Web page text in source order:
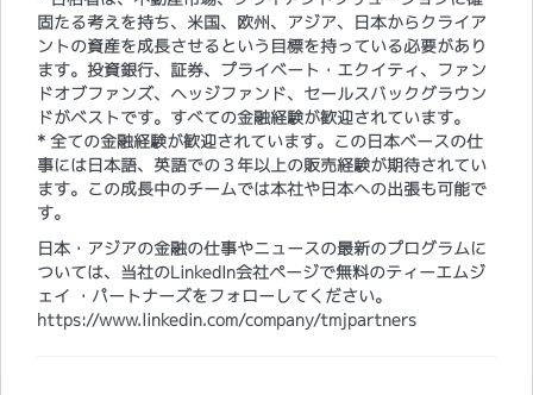
固たる考えを持ち、米国、欧州、アジア、日本からクライア
ントの資産を成長させるという目標を持っている必要があり
ます。投資銀行、証券、プライベート・エクイティ、ファン
ドオブファンズ、ヘッジファンド、セールスバックグラウン
ドがベストです。すべての金融経験が歓迎されています。
* 全ての金融経験が歓迎されています。この日本ベースの仕
事には日本語、英語での３年以上の販売経験が期待されてい
ます。この成長中のチームでは本社や日本への出張も可能で
す。
日本・アジアの金融の仕事やニュースの最新のプログラムに
ついては、当社のLinkedIn会社ページで無料のティーエムジ
ェイ ・パートナーズをフォローしてください。
https://www.linkedin.com/company/tmjpartners